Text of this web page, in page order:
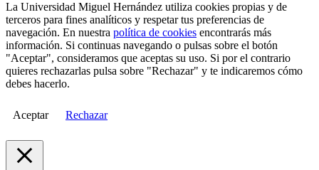
La Universidad Miguel Hernández utiliza cookies propias y de
terceros para fines analíticos y respetar tus preferencias de
navegación. En nuestra política de cookies encontrarás más
información. Si continuas navegando o pulsas sobre el botón
"Aceptar", consideramos que aceptas su uso. Si por el contrario
quieres rechazarlas pulsa sobre "Rechazar" y te indicaremos cómo
debes hacerlo.
Aceptar Rechazar